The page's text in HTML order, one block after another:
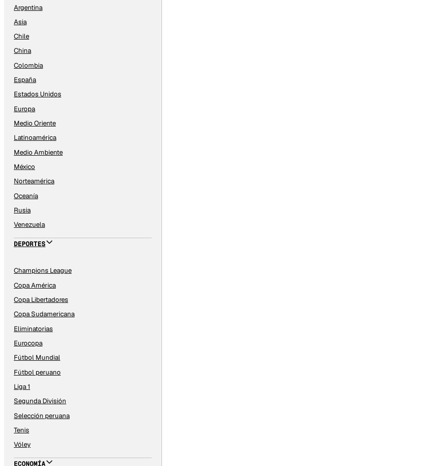
Argentina
Asia
Chile
China
Colombia
España
Estados Unidos
Europa
Medio Oriente
Latinoamérica
Medio Ambiente
México
Norteamérica
Oceanía
Rusia
Venezuela
DEPORTES
Champions League
Copa América
Copa Libertadores
Copa Sudamericana
Eliminatorias
Eurocopa
Fútbol Mundial
Fútbol peruano
Liga 1
Segunda División
Selección peruana
Tenis
Vóley
ECONOMÍA